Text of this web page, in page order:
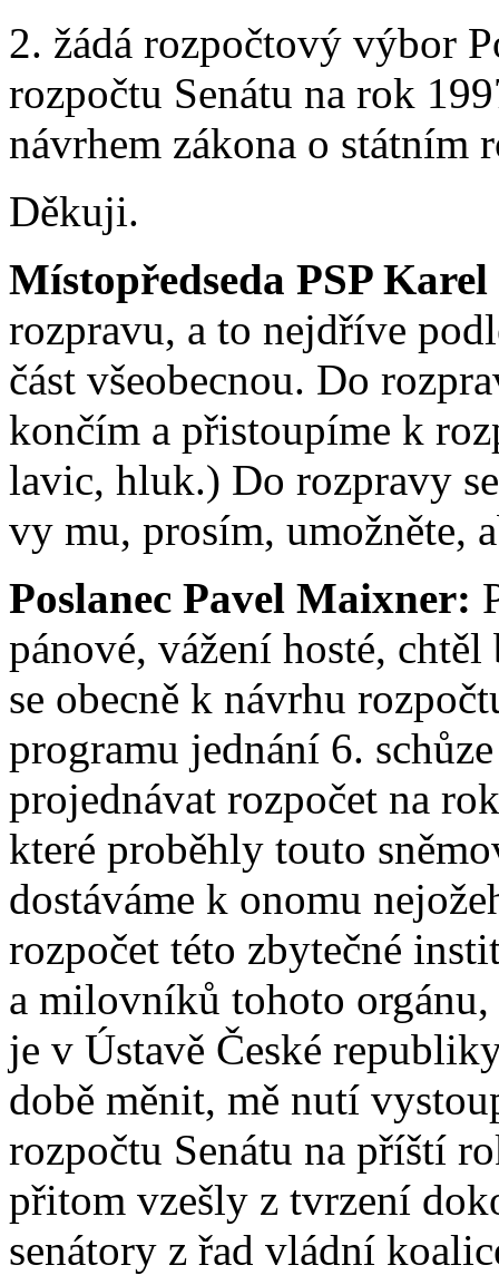
2. žádá rozpočtový výbor
rozpočtu Senátu na rok
návrhem zákona o státním
Děkuji.
Místopředseda PSP
rozpravu, a to nejdříve
část všeobecnou. Do
končím a přistoupíme k
lavic, hluk.) Do rozpravy
vy mu, prosím, umožněte,
Poslanec Pavel Maixner:
pánové, vážení hosté,
se obecně k návrhu
programu jednání 6.
projednávat rozpočet na
které proběhly touto
dostáváme k onomu
rozpočet této zbytečné
a milovníků tohoto orgánu,
je v Ústavě České
době měnit, mě nutí
rozpočtu Senátu na příští
přitom vzešly z tvrzení
senátory z řad vládní